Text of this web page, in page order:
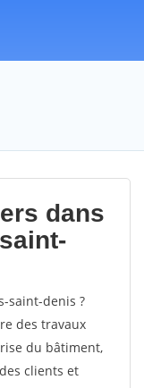
dans
saint-denis ?
des travaux
du bâtiment,
clients et